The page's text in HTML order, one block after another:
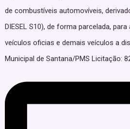
de combustíveis automovíveis,
DIESEL S10), de forma parcelada,
veículos oficias e demais veículos a
Municipal de Santana/PMS Licitação: